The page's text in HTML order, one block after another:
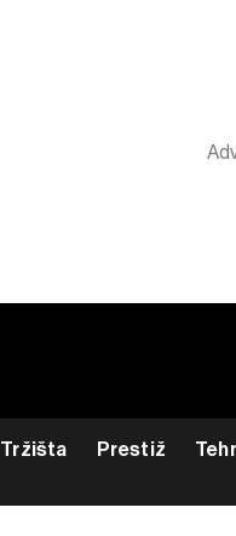
Tržišta Prestiž